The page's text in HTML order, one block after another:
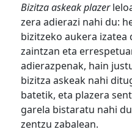
Bizitza askeak plazer
zera adierazi nahi du:
bizitzeko aukera izatea
zaintzan eta
adierazpenak, hain
bizitza askeak nahi
batetik, eta plazera
garela bistaratu nahi
zentzu zabalean.